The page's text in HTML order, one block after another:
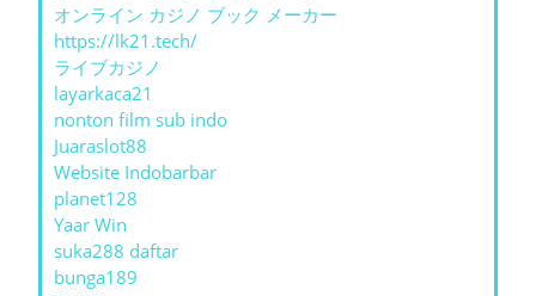
オンライン カジノ ブック メーカー
https://lk21.tech/
ライブカジノ
layarkaca21
nonton film sub indo
Juaraslot88
Website Indobarbar
planet128
Yaar Win
suka288 daftar
bunga189